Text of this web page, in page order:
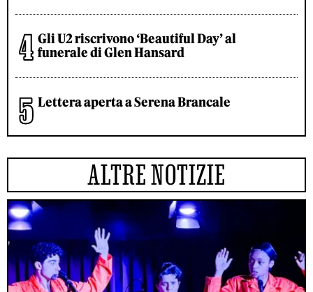
Gli U2 riscrivono ‘Beautiful Day’ al
funerale di Glen Hansard
Lettera aperta a Serena Brancale
ALTRE NOTIZIE